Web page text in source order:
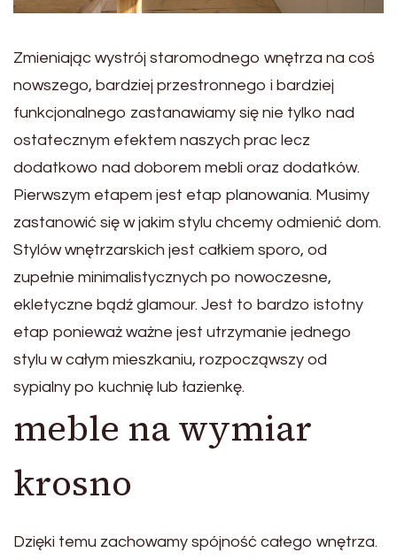
Zmieniając wystrój staromodnego wnętrza na coś
nowszego, bardziej przestronnego i bardziej
funkcjonalnego zastanawiamy się nie tylko nad
ostatecznym efektem naszych prac lecz
dodatkowo nad doborem mebli oraz dodatków.
Pierwszym etapem jest etap planowania. Musimy
zastanowić się w jakim stylu chcemy odmienić dom.
Stylów wnętrzarskich jest całkiem sporo, od
zupełnie minimalistycznych po nowoczesne,
ekletyczne bądź glamour. Jest to bardzo istotny
etap ponieważ ważne jest utrzymanie jednego
stylu w całym mieszkaniu, rozpocząwszy od
sypialny po kuchnię lub łazienkę.
meble na wymiar
krosno
Dzięki temu zachowamy spójność całego wnętrza.